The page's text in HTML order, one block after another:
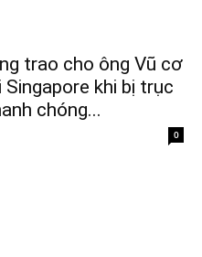
trao cho ông Vũ cơ
Singapore khi bị trục
chóng...
0